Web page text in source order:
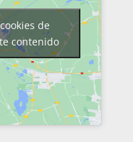
de
contenido